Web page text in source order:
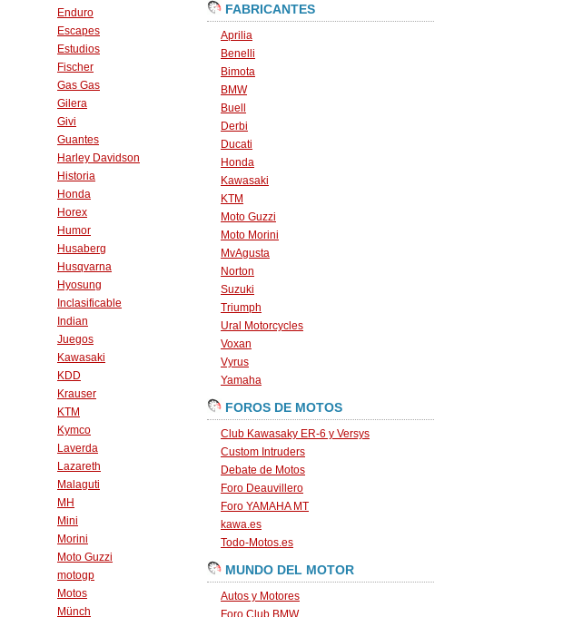
Enduro
Escapes
Estudios
Fischer
Gas Gas
Gilera
Givi
Guantes
Harley Davidson
Historia
Honda
Horex
Humor
Husaberg
Husqvarna
Hyosung
Inclasificable
Indian
Juegos
Kawasaki
KDD
Krauser
KTM
Kymco
Laverda
Lazareth
Malaguti
MH
Mini
Morini
Moto Guzzi
motogp
Motos
Münch
FABRICANTES
Aprilia
Benelli
Bimota
BMW
Buell
Derbi
Ducati
Honda
Kawasaki
KTM
Moto Guzzi
Moto Morini
MvAgusta
Norton
Suzuki
Triumph
Ural Motorcycles
Voxan
Vyrus
Yamaha
FOROS DE MOTOS
Club Kawasaky ER-6 y Versys
Custom Intruders
Debate de Motos
Foro Deauvillero
Foro YAMAHA MT
kawa.es
Todo-Motos.es
MUNDO DEL MOTOR
Autos y Motores
Foro Club BMW